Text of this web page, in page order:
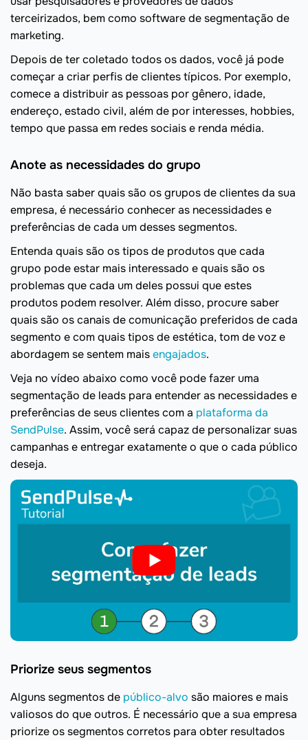
terceirizados, bem como software de segmentação de
marketing.
Depois de ter coletado todos os dados, você já pode
começar a criar perfis de clientes típicos. Por exemplo,
comece a distribuir as pessoas por gênero, idade,
endereço, estado civil, além de por interesses, hobbies,
tempo que passa em redes sociais e renda média.
Anote as necessidades do grupo
Não basta saber quais são os grupos de clientes da sua
empresa, é necessário conhecer as necessidades e
preferências de cada um desses segmentos.
Entenda quais são os tipos de produtos que cada
grupo pode estar mais interessado e quais são os
problemas que cada um deles possui que estes
produtos podem resolver. Além disso, procure saber
quais são os canais de comunicação preferidos de cada
segmento e com quais tipos de estética, tom de voz e
abordagem se sentem maisengajados.
Veja no vídeo abaixo como você pode fazer uma
segmentação de leads para entender as necessidades e
preferências de seus clientes com a plataforma da
SendPulse. Assim, você será capaz de personalizar suas
campanhas e entregar exatamente o que o cada público
deseja.
Priorize seus segmentos
Alguns segmentos de público-alvo são maiores e mais
valiosos do que outros. É necessário que a sua empresa
priorize os segmentos corretos para obter resultados